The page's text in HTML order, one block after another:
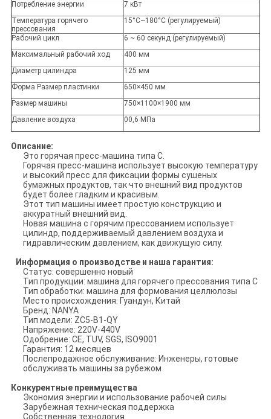
Потребление энергии
7 кВт
Температура горячего
прессования
15°C~180°C (регулируемый)
Рабочий цикл
6 ~ 60 секунд (регулируемый)
Максимальный рабочий ход
400 мм
Диаметр цилиндра
125 мм
Форма Размер пластинки
650×450 мм
Размер машины
750×1100×1900 мм
Давление воздуха
00,6 МПа
Описание:
Это горячая пресс-машина типа С.
Горячая пресс-машина использует высокую температуру
и высокий пресс для фиксации формы сушеных
бумажных продуктов, так что внешний вид продуктов
будет более гладким и красивым.
Этот тип машины имеет простую конструкцию и
аккуратный внешний вид.
Новая машина с горячим прессованием использует
цилиндр, поддерживаемый давлением воздуха и
гидравлическим давлением, как движущую силу.
Информация о производстве и наша гарантия:
Статус: совершенно новый
Тип продукции: машина для горячего прессования типа C
Тип обработки: машина для формования целлюлозы
Место происхождения: Гуандун, Китай
Бренд: NANYA
Тип модели: ZC5-B1-QY
Напряжение: 220V-440V
Одобрение: CE, TUV, SGS, ISO9001
Гарантия: 12 месяцев
Послепродажное обслуживание: Инженеры, готовые
обслуживать машины за рубежом
Конкурентные преимущества
Экономия энергии и использование рабочей силы
Зарубежная техническая поддержка
Собственная технология